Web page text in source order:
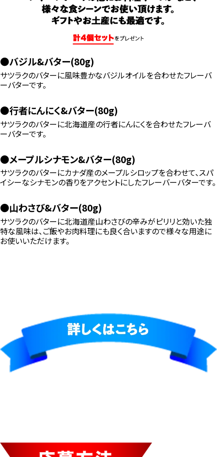
●バジル&バター(80g)
サツラクのバターに風味豊かなバジルオイルを合わせたフレーバ
ーバターです。
●行者にんにく&バター(80g)
サツラクのバターに北海道産の行者にんにくを合わせたフレーバ
ーバターです。
●メープルシナモン&バター(80g)
サツラクのバターにカナダ産のメープルシロップを合わせて、スパ
イシーなシナモンの香りをアクセントにしたフレーバーバターです。
●山わさび&バター(80g)
サツラクのバターに北海道産山わさびの辛みがピリリと効いた独
特な風味は、ご飯やお肉料理にも良く合いますので様々な用途に
お使いいただけます。